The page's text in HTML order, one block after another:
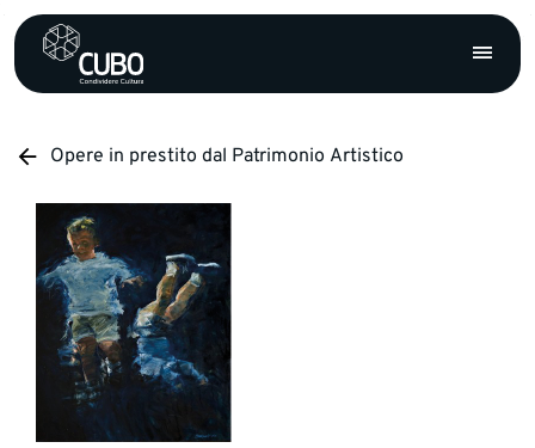
Opere in prestito dal Patrimonio Artistico